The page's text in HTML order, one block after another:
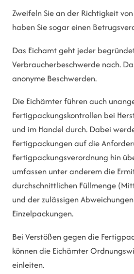
Zweifeln Sie an der Richtigkeit
haben Sie sogar einen
Das Eichamt geht jeder
Verbraucherbeschwerde nach.
anonyme Beschwerden.
Die Eichämter führen auch
Fertigpackungskontrollen bei
und im Handel durch. Dabei
Fertigpackungen auf die
Fertigpackungsverordnung hin
umfassen unter anderem die
durchschnittlichen Füllmenge
und der zulässigen
Einzelpackungen.
Bei Verstößen gegen die
können die Eichämter
einleiten.